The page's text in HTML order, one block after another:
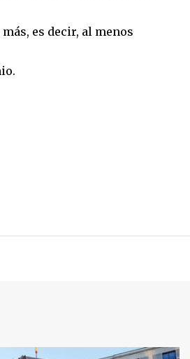
es decir, al menos